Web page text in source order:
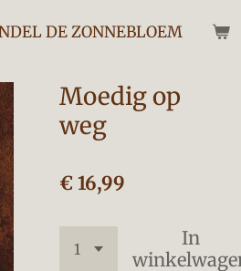
DE ZONNEBLOEM
Moedig op
weg
€ 16,99
In